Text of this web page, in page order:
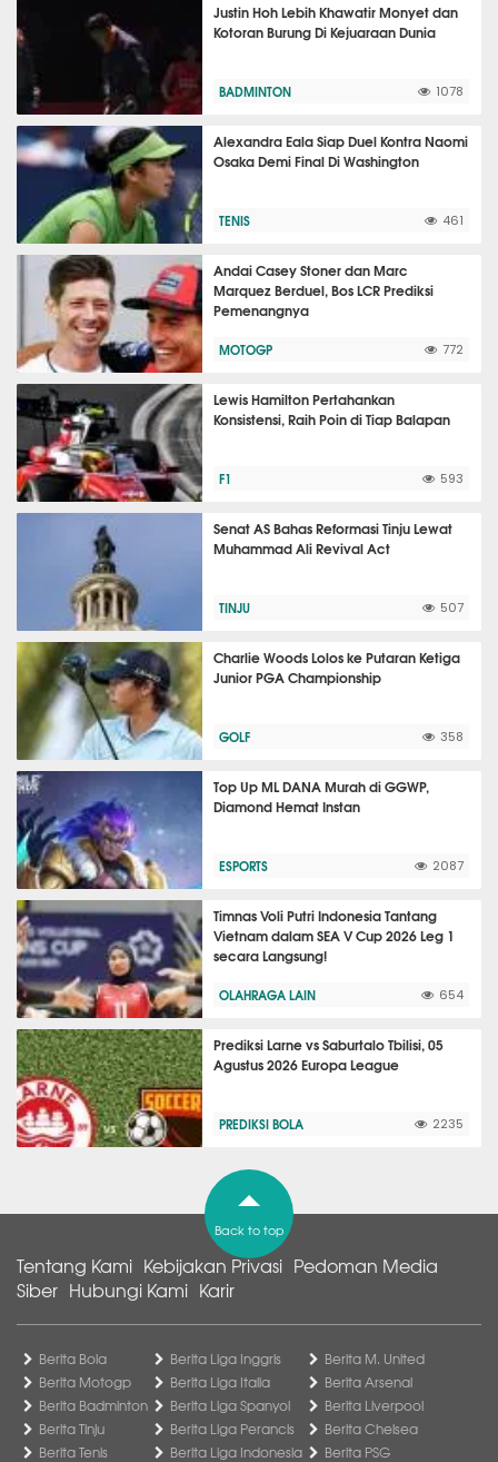
Justin Hoh Lebih Khawatir Monyet dan
Kotoran Burung Di Kejuaraan Dunia
BADMINTON 1078
Alexandra Eala Siap Duel Kontra Naomi
Osaka Demi Final Di Washington
TENIS 461
Andai Casey Stoner dan Marc
Marquez Berduel, Bos LCR Prediksi
Pemenangnya
MOTOGP 772
Lewis Hamilton Pertahankan
Konsistensi, Raih Poin di Tiap Balapan
F1 593
Senat AS Bahas Reformasi Tinju Lewat
Muhammad Ali Revival Act
TINJU 507
Charlie Woods Lolos ke Putaran Ketiga
Junior PGA Championship
GOLF 358
Top Up ML DANA Murah di GGWP,
Diamond Hemat Instan
ESPORTS 2087
Timnas Voli Putri Indonesia Tantang
Vietnam dalam SEA V Cup 2026 Leg 1
secara Langsung!
OLAHRAGA LAIN 654
Prediksi Larne vs Saburtalo Tbilisi, 05
Agustus 2026 Europa League
PREDIKSI BOLA 2235
Back to top
Tentang Kami Kebijakan Privasi Pedoman Media
Siber Hubungi Kami Karir
Berita Bola
Berita Motogp
Berita Badminton
Berita Tinju
Berita Tenis
Berita Liga Inggris
Berita Liga Italia
Berita Liga Spanyol
Berita Liga Perancis
Berita Liga Indonesia
Berita M. United
Berita Arsenal
Berita Liverpool
Berita Chelsea
Berita PSG